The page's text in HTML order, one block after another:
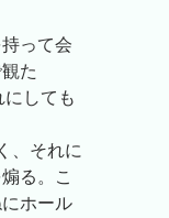
って会
た
しても
、それに
る。こ
ホール